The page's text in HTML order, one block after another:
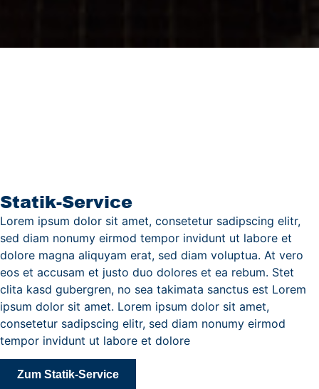
Statik-Service
Lorem ipsum dolor sit amet, consetetur sadipscing elitr,
sed diam nonumy eirmod tempor invidunt ut labore et
dolore magna aliquyam erat, sed diam voluptua. At vero
eos et accusam et justo duo dolores et ea rebum. Stet
clita kasd gubergren, no sea takimata sanctus est Lorem
ipsum dolor sit amet. Lorem ipsum dolor sit amet,
consetetur sadipscing elitr, sed diam nonumy eirmod
tempor invidunt ut labore et dolore
Zum Statik-Service